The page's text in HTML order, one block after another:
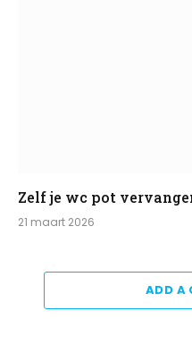
Zelf je wc pot
21 maart 2026
ADD A